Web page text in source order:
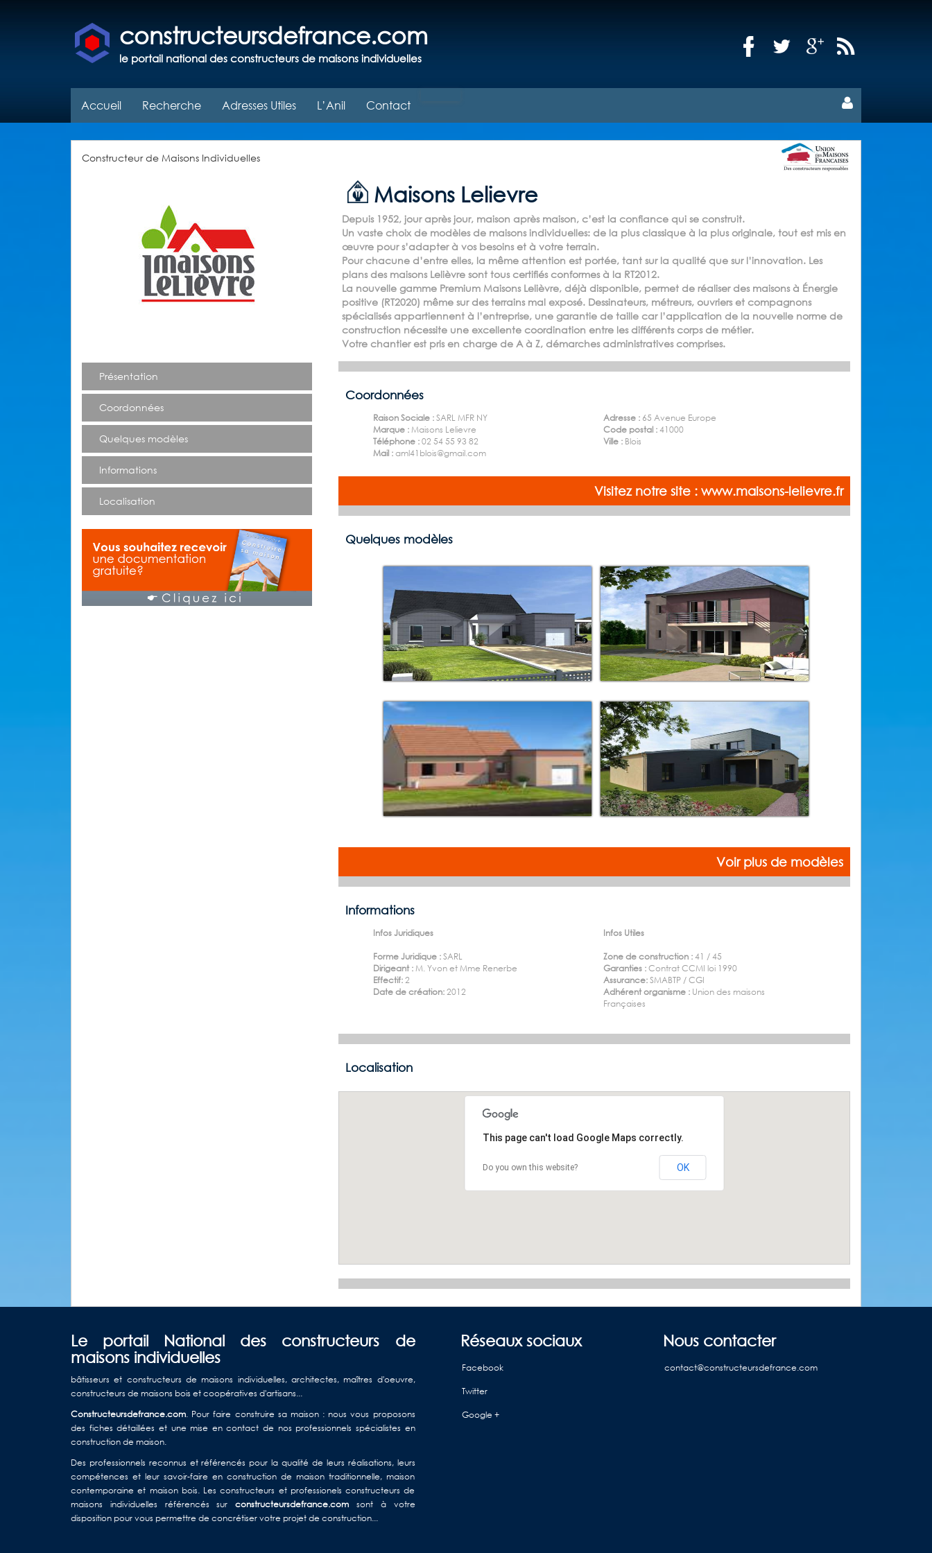
constructeursdefrance.com
le portail national des constructeurs de maisons individuelles
Accueil Recherche Adresses Utiles L’Anil Contact
Constructeur de Maisons Individuelles
Présentation
Coordonnées
Quelques modèles
Informations
Localisation
Maisons Lelievre
Depuis 1952, jour après jour, maison après maison, c’est la confiance qui se construit.
Un vaste choix de modèles de maisons individuelles: de la plus classique à la plus originale, tout est mis en
œuvre pour s’adapter à vos besoins et à votre terrain.
Pour chacune d’entre elles, la même attention est portée, tant sur la qualité que sur l’innovation. Les
plans des maisons Lelièvre sont tous certifiés conformes à la RT2012.
La nouvelle gamme Premium Maisons Lelièvre, déjà disponible, permet de réaliser des maisons à Énergie
positive (RT2020) même sur des terrains mal exposé. Dessinateurs, métreurs, ouvriers et compagnons
spécialisés appartiennent à l’entreprise, une garantie de taille car l’application de la nouvelle norme de
construction nécessite une excellente coordination entre les différents corps de métier.
Votre chantier est pris en charge de A à Z, démarches administratives comprises.
Coordonnées
Raison Sociale :SARL MFR NY
Marque :Maisons Lelievre
Téléphone :02 54 55 93 82
Mail :aml41blois@gmail.com
Adresse : 65 Avenue Europe
Code postal :41000
Ville : Blois
Visitez notre site : www.maisons-lelievre.fr
Quelques modèles
Voir plus de modèles
Informations
Infos Juridiques
Forme Juridique :SARL
Dirigeant :M. Yvon et Mme Renerbe
Effectif:2
Date de création:2012
Infos Utiles
Zone de construction :41 / 45
Garanties :Contrat CCMI loi 1990
Assurance:SMABTP / CGI
Adhérent organisme : Union des maisons
Françaises
Localisation
This page can't load Google Maps correctly.
Do you own this website? OK
Le portail National des constructeurs de
maisons individuelles
bâtisseurs et constructeurs de maisons individuelles, architectes, maîtres d'oeuvre,
constructeurs de maisons bois et coopératives d'artisans...
Constructeursdefrance.com. Pour faire construire sa maison : nous vous proposons
des fiches détaillées et une mise en contact de nos professionnels spécialistes en
construction de maison.
Des professionnels reconnus et référencés pour la qualité de leurs réalisations, leurs
compétences et leur savoir-faire en construction de maison traditionnelle, maison
contemporaine et maison bois. Les constructeurs et professionels constructeurs de
maisons individuelles référencés surconstructeursdefrance.com sont à votre
disposition pour vous permettre de concrétiser votre projet de construction...
Réseaux sociaux
Facebook
Twitter
Google +
Nous contacter
contact@constructeursdefrance.com